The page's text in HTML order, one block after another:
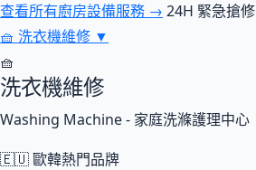
查看所有廚房設備服務 → 24H 緊急搶修
🧺 洗衣機維修 ▼
🧺
洗衣機維修
Washing Machine - 家庭洗滌護理中心
🇪🇺 歐韓熱門品牌